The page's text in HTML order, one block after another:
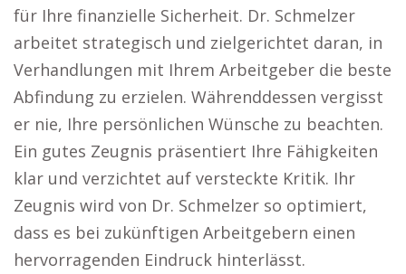
für Ihre finanzielle Sicherheit. Dr. Schmelzer
arbeitet strategisch und zielgerichtet daran, in
Verhandlungen mit Ihrem Arbeitgeber die beste
Abfindung zu erzielen. Währenddessen vergisst
er nie, Ihre persönlichen Wünsche zu beachten.
Ein gutes Zeugnis präsentiert Ihre Fähigkeiten
klar und verzichtet auf versteckte Kritik. Ihr
Zeugnis wird von Dr. Schmelzer so optimiert,
dass es bei zukünftigen Arbeitgebern einen
hervorragenden Eindruck hinterlässt.